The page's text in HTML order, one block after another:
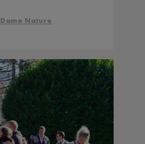
Dame Nature